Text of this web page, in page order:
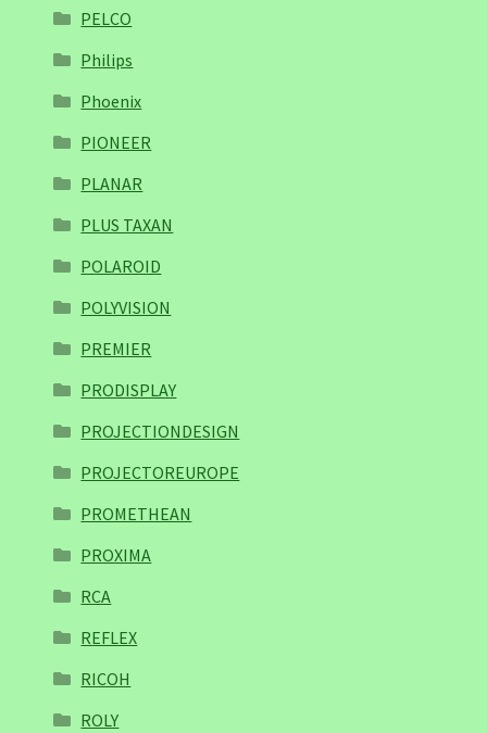
PELCO
Philips
Phoenix
PIONEER
PLANAR
PLUS TAXAN
POLAROID
POLYVISION
PREMIER
PRODISPLAY
PROJECTIONDESIGN
PROJECTOREUROPE
PROMETHEAN
PROXIMA
RCA
REFLEX
RICOH
ROLY